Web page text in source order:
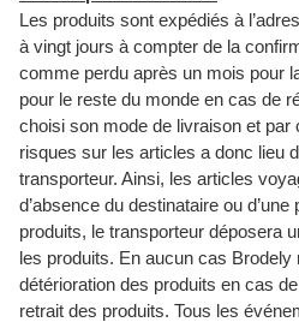
Les produits sont expédiés à
à vingt jours à compter de la
comme perdu après un mois pour
pour le reste du monde en cas de
choisi son mode de livraison et
risques sur les articles a donc lieu
transporteur. Ainsi, les articles
d’absence du destinataire ou
produits, le transporteur déposera
les produits. En aucun cas Brodely
détérioration des produits en cas
retrait des produits. Tous les